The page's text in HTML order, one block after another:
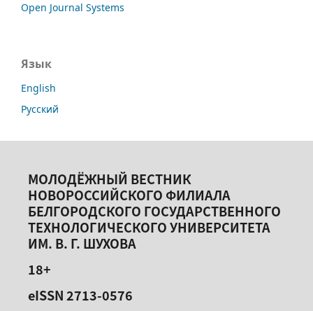
Open Journal Systems
Язык
English
Русский
МОЛОДЁЖНЫЙ ВЕСТНИК
НОВОРОССИЙСКОГО ФИЛИАЛА
БЕЛГОРОДСКОГО ГОСУДАРСТВЕННОГО
ТЕХНОЛОГИЧЕСКОГО УНИВЕРСИТЕТА
ИМ. В. Г. ШУХОВА
18+
eISSN 2713-0576